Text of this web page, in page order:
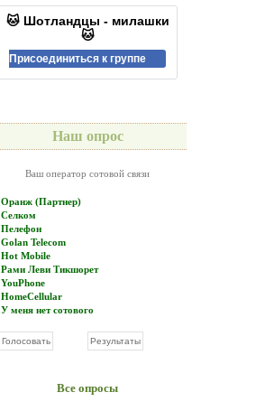
🐱 Шотландцы - милашки
🐱
Присоединиться к группе
Наш опрос
Ваш оператор сотовой связи
Оранж (Партнер)
Селком
Пелефон
Golan Telecom
Hot Mobile
Рами Леви Тикшорет
YouPhone
HomeCellular
У меня нет сотового
Все опросы